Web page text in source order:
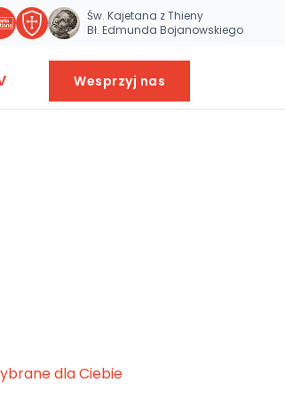
Św. Kajetana z Thieny
Bł. Edmunda Bojanowskiego
Wesprzyj nas
dla Ciebie